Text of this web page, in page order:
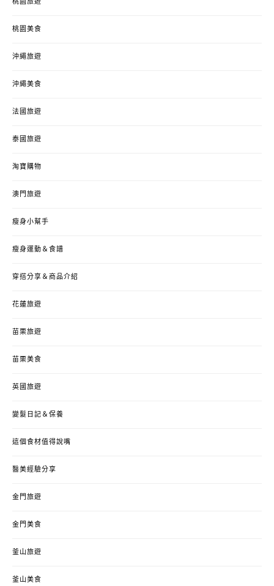
桃園旅遊
桃園美食
沖繩旅遊
沖繩美食
法國旅遊
泰國旅遊
淘寶購物
澳門旅遊
瘦身小幫手
瘦身運動＆食譜
穿搭分享＆商品介紹
花蓮旅遊
苗栗旅遊
苗栗美食
英國旅遊
變髮日記＆保養
這個食材值得說嘴
醫美經驗分享
金門旅遊
金門美食
釜山旅遊
釜山美食